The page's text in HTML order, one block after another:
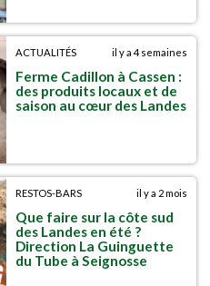
ACTUALITÉS il y a 4 semaines
Ferme Cadillon à Cassen :
des produits locaux et de
saison au cœur des Landes
RESTOS-BARS il y a 2 mois
Que faire sur la côte sud
des Landes en été ?
Direction La Guinguette
du Tube à Seignosse